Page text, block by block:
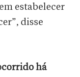
estabelecer
disse
há